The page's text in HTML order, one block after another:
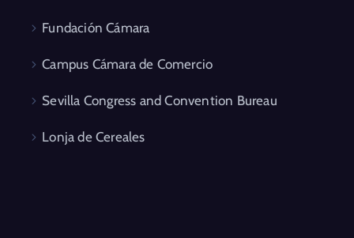
Fundación Cámara
Campus Cámara de Comercio
Sevilla Congress and Convention Bureau
Lonja de Cereales